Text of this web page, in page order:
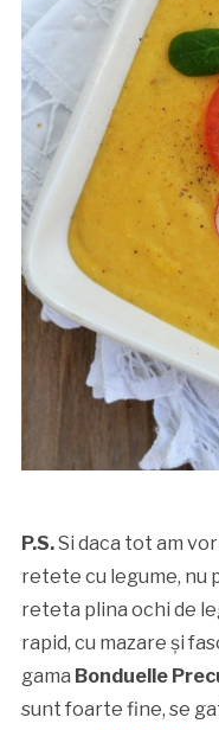
P.S.Si daca tot am
retete cu legume, nu
reteta plina ochi de
rapid, cu mazare și
gama Bonduelle
sunt foarte fine, se